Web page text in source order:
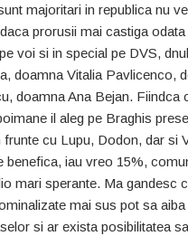
majoritari in republica nu
prorusii mai castiga
voi si in special pe DVS,
doamna Vitalia Pavlicenco,
doamna Ana Bejan. Fiindca
il aleg pe Braghis
frunte cu Lupu, Dodon, dar si
benefica, iau vreo 15%,
mari sperante. Ma gandesc
mai sus pot sa
si ar exista posibilitatea